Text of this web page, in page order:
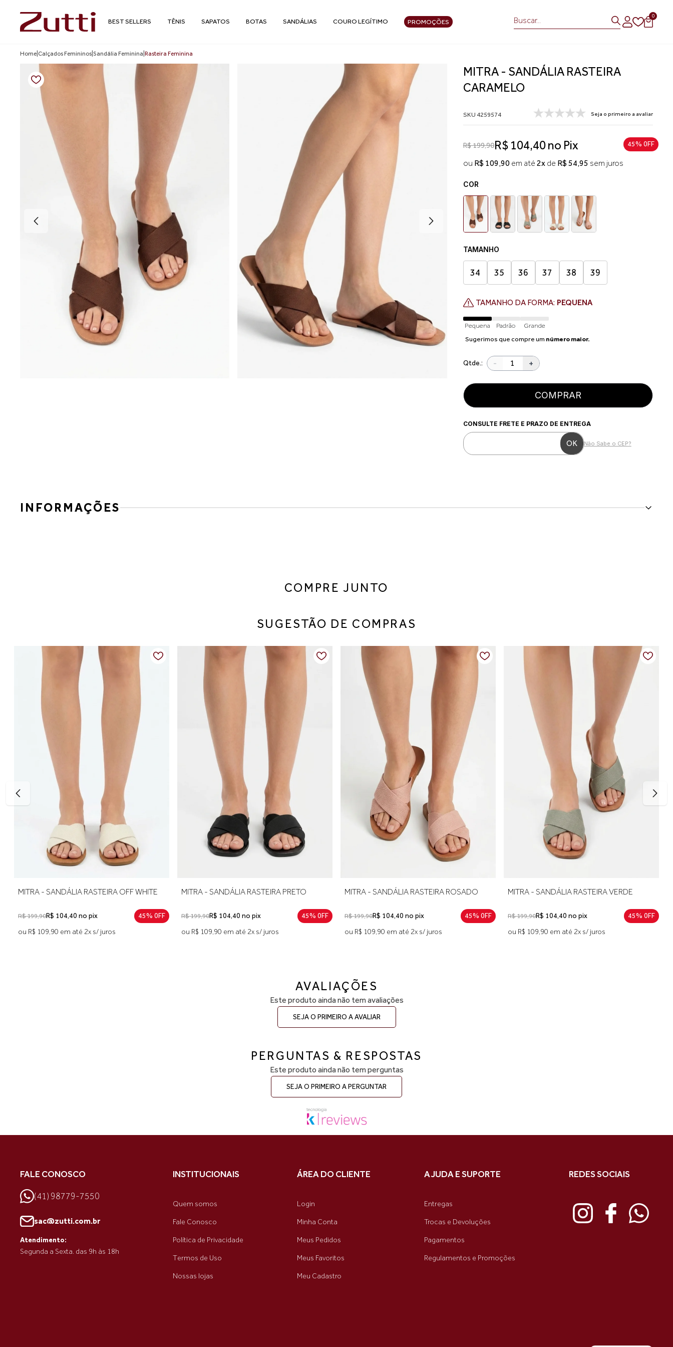
BEST SELLERS TÊNIS SAPATOS BOTAS SANDÁLIAS COURO LEGÍTIMO PROMOÇÕES
0
Home Calçados Femininos Sandália Feminina Rasteira Feminina
MITRA - SANDÁLIA RASTEIRA
CARAMELO
SKU 4259574 Seja o primeiro a avaliar
R$ 199,90R$ 104,40 no Pix
ou R$ 109,90em até 2x de R$ 54,95 sem juros
45% 0FF
COR
TAMANHO
34 35 36 37 38 39
TAMANHO DA FORMA: PEQUENA
Pequena Padrão
Grande
Sugerimos que compre um número maior.
Qtde.: - +
COMPRAR
CONSULTE FRETE E PRAZO DE ENTREGA
Não Sabe o CEP?
INFORMAÇÕES
Medidas da palmilha:
34 — aproximadamente 22,6 cm
35 — aproximadamente 23,3 cm
36 — aproximadamente 24,0 cm
37 — aproximadamente 24,6 cm
38 — aproximadamente 25,3 cm
39 — aproximadamente 26,0 cm
Para escolher o tamanho ideal, meça seu pé do dedão até o calcanhar e adicione cerca de 0,5 cm de folga para garantir conforto no uso. Se estiver entre dois tamanhos, opte pelo maior
para um encaixe mais confortável. E, se precisar ajustar, a primeira troca é gratuita.
COMPRE JUNTO
SUGESTÃO DE COMPRAS
MITRA - SANDÁLIA RASTEIRA OFF WHITE
R$ 199,90R$ 104,40 no pix
45% 0FF
ou R$ 109,90 em até 2x s/ juros
MITRA - SANDÁLIA RASTEIRA PRETO
R$ 199,90R$ 104,40 no pix
45% 0FF
ou R$ 109,90 em até 2x s/ juros
MITRA - SANDÁLIA RASTEIRA ROSADO
R$ 199,90R$ 104,40 no pix
45% 0FF
ou R$ 109,90 em até 2x s/ juros
MITRA - SANDÁLIA RASTEIRA VERDE
R$ 199,90R$ 104,40 no pix
45% 0FF
ou R$ 109,90 em até 2x s/ juros
AVALIAÇÕES
Este produto ainda não tem avaliações
SEJA O PRIMEIRO A AVALIAR
PERGUNTAS & RESPOSTAS
Este produto ainda não tem perguntas
SEJA O PRIMEIRO A PERGUNTAR
FALE CONOSCO
(41) 98779-7550
sac@zutti.com.br
Atendimento:
Segunda a Sexta. das 9h às 18h
INSTITUCIONAIS
Quem somos
Fale Conosco
Política de Privacidade
Termos de Uso
Nossas lojas
ÁREA DO CLIENTE
Login
Minha Conta
Meus Pedidos
Meus Favoritos
Meu Cadastro
AJUDA E SUPORTE
Entregas
Trocas e Devoluções
Pagamentos
Regulamentos e Promoções
REDES SOCIAIS